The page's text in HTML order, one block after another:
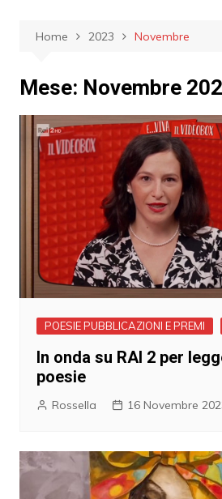
Home 2023 Novembre
Mese: Novembre
POESIE PUBBLICAZIONI E PREMI
In onda su RAI 2 per
poesie
Rossella 16 Novembre